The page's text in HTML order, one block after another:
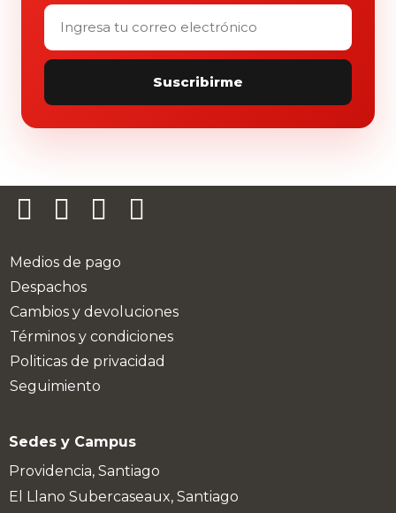
Correo
electrónico
Suscribirme
Medios de pago
Despachos
Cambios y devoluciones
Términos y condiciones
Politicas de privacidad
Seguimiento
Sedes y Campus
Providencia, Santiago
El Llano Subercaseaux, Santiago